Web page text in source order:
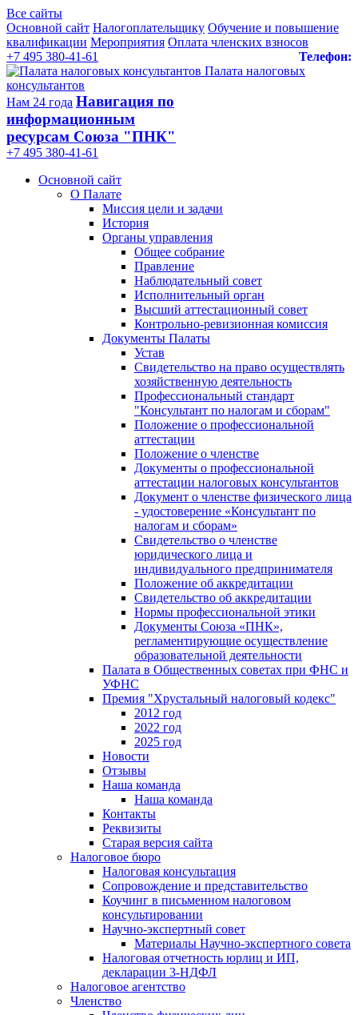
Все сайты
Основной сайт Налогоплательщику Обучение и повышение
квалификации Мероприятия Оплата членских взносов
Телефон:
+7 495 380-41-61
Палата налоговых
консультантов
Нам 24 года Навигация по
информационным
ресурсам Союза "ПНК"
+7 495 380‑41‑61
Основной сайт
О Палате
Миссия цели и задачи
История
Органы управления
Общее собрание
Правление
Наблюдательный совет
Исполнительный орган
Высший аттестационный совет
Контрольно-ревизионная комиссия
Документы Палаты
Устав
Свидетельство на право осуществлять
хозяйственную деятельность
Профессиональный стандарт
"Консультант по налогам и сборам"
Положение о профессиональной
аттестации
Положение о членстве
Документы о профессиональной
аттестации налоговых консультантов
Документ о членстве физического лица
- удостоверение «Консультант по
налогам и сборам»
Свидетельство о членстве
юридического лица и
индивидуального предпринимателя
Положение об аккредитации
Свидетельство об аккредитации
Нормы профессиональной этики
Документы Союза «ПНК»,
регламентирующие осуществление
образовательной деятельности
Палата в Общественных советах при ФНС и
УФНС
Премия "Хрустальный налоговый кодекс"
2012 год
2022 год
2025 год
Новости
Отзывы
Наша команда
Наша команда
Контакты
Реквизиты
Старая версия сайта
Налоговое бюро
Налоговая консультация
Cопровождение и представительство
Коучинг в письменном налоговом
консультировании
Научно-экспертный совет
Материалы Научно-экспертного совета
Налоговая отчетность юрлиц и ИП,
декларации 3-НДФЛ
Налоговое агентство
Членство